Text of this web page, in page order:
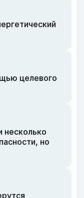
целевого
несколько
но